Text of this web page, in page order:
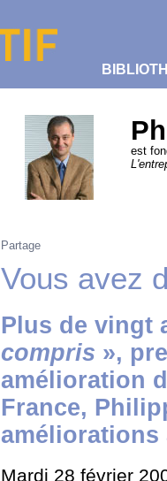
est
Partage
Vous avez
Plus de vingt
compris »,
amélioration
France,
améliorations
Mardi 28 février